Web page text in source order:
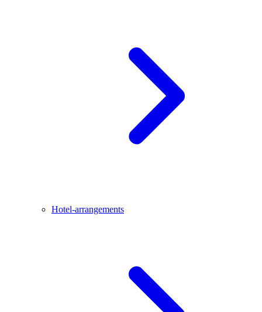
Hotel-arrangements